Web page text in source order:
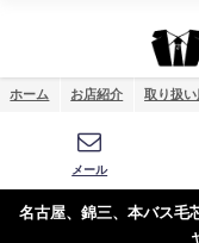
ホーム お店紹介 取り扱
メール
名古屋、錦三、本バス毛